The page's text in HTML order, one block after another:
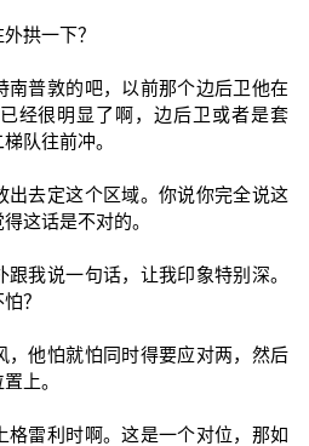
拱一下？
南普敦的吧，以前那个边后卫他在
经很明显了啊，边后卫或者是套
队往前冲。
出去定这个区域。你说你完全说这
这话是不对的。
我说一句话，让我印象特别深。
？
，他怕就怕同时得要应对两，然后
上。
格雷利时啊。这是一个对位，那如